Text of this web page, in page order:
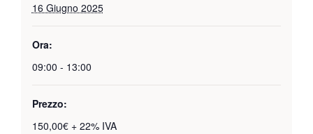
16 Giugno 2025
Ora:
09:00 - 13:00
Prezzo:
150,00€ + 22% IVA